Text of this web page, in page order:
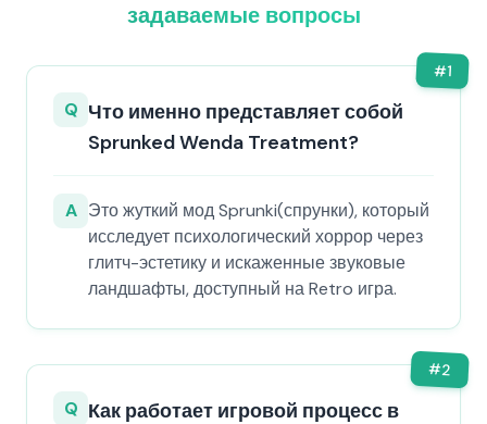
задаваемые вопросы
#1
Q Что именно представляет собой
Sprunked Wenda Treatment?
A Это жуткий мод Sprunki(спрунки), который
исследует психологический хоррор через
глитч-эстетику и искаженные звуковые
ландшафты, доступный на Retro игра.
#2
Q Как работает игровой процесс в